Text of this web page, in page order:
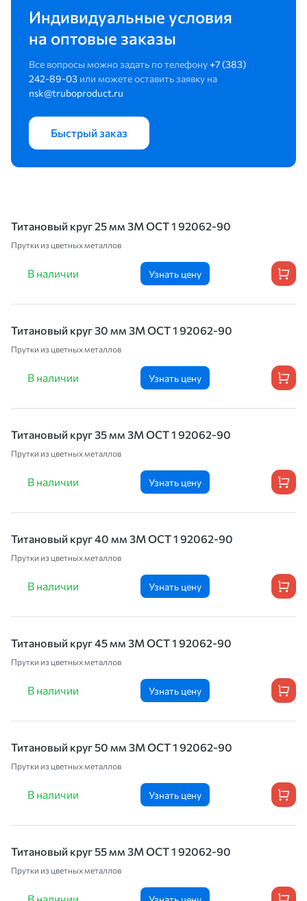
Индивидуальные условия
на оптовые заказы
Все вопросы можно задать по телефону +7 (383)
242-89-03 или можете оставить заявку на
nsk@truboproduct.ru
Быстрый заказ
Титановый круг 25 мм 3М OCT 1 92062-90
Прутки из цветных металлов
В наличии Узнать цену
Титановый круг 30 мм 3М OCT 1 92062-90
Прутки из цветных металлов
В наличии Узнать цену
Титановый круг 35 мм 3М OCT 1 92062-90
Прутки из цветных металлов
В наличии Узнать цену
Титановый круг 40 мм 3М OCT 1 92062-90
Прутки из цветных металлов
В наличии Узнать цену
Титановый круг 45 мм 3М OCT 1 92062-90
Прутки из цветных металлов
В наличии Узнать цену
Титановый круг 50 мм 3М OCT 1 92062-90
Прутки из цветных металлов
В наличии Узнать цену
Титановый круг 55 мм 3М OCT 1 92062-90
Прутки из цветных металлов